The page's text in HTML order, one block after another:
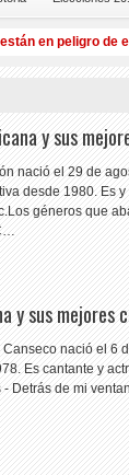
en peligro de
y sus
nació el 29 de
desde 1980. Es
géneros que
y sus mejores
nació el 6
Es cantante y
Detrás de mi